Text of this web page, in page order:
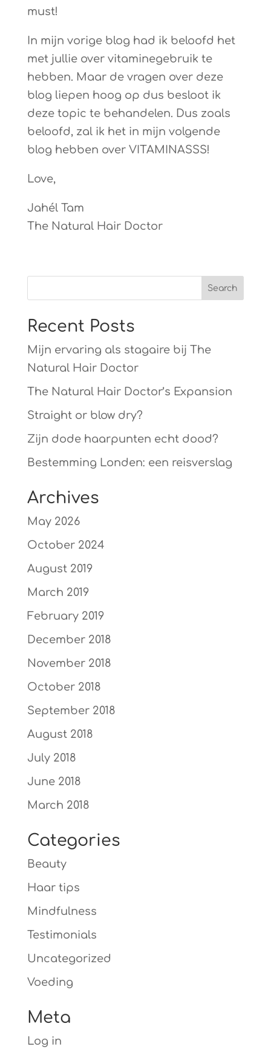
must!
In mijn vorige blog had ik beloofd het
met jullie over vitaminegebruik te
hebben. Maar de vragen over deze
blog liepen hoog op dus besloot ik
deze topic te behandelen. Dus zoals
beloofd, zal ik het in mijn volgende
blog hebben over VITAMINASSS!
Love,
Jahél Tam
The Natural Hair Doctor
Recent Posts
Mijn ervaring als stagaire bij The
Natural Hair Doctor
The Natural Hair Doctor’s Expansion
Straight or blow dry?
Zijn dode haarpunten echt dood?
Bestemming Londen: een reisverslag
Archives
May 2026
October 2024
August 2019
March 2019
February 2019
December 2018
November 2018
October 2018
September 2018
August 2018
July 2018
June 2018
March 2018
Categories
Beauty
Haar tips
Mindfulness
Testimonials
Uncategorized
Voeding
Meta
Log in